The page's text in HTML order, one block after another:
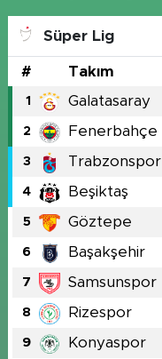
Süper Lig
# Takım
1 Galatasaray
2 Fenerbahçe
3 Trabzonspor
4 Beşiktaş
5 Göztepe
6 Başakşehir
7 Samsunspor
8 Rizespor
9 Konyaspor